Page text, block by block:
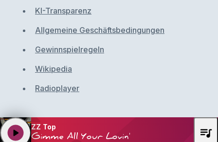
KI-Transparenz
Allgemeine Geschäftsbedingungen
Gewinnspielregeln
Wikipedia
Radioplayer
ZZ Top
Gimme All Your Lovin'
play_arrow queue_music